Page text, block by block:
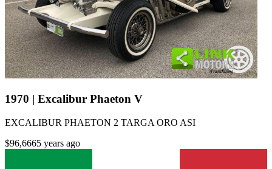
1970 | Excalibur Phaeton V
EXCALIBUR PHAETON 2 TARGA ORO ASI
$96,6665 years ago